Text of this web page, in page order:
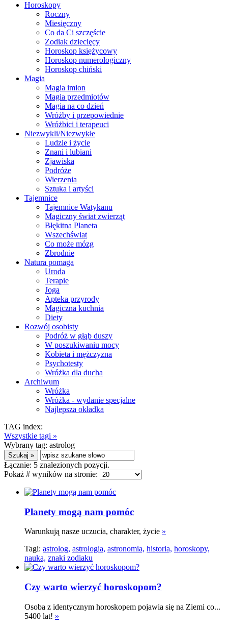
Horoskopy
Roczny
Miesięczny
Co da Ci szczęście
Zodiak dziecięcy
Horoskop księżycowy
Horoskop numerologiczny
Horoskop chiński
Magia
Magia imion
Magia przedmiotów
Magia na co dzień
Wróżby i przepowiednie
Wróżbici i terapeuci
Niezwykli/Niezwykłe
Ludzie i życie
Znani i lubiani
Zjawiska
Podróże
Wierzenia
Sztuka i artyści
Tajemnice
Tajemnice Watykanu
Magiczny świat zwierząt
Błękitna Planeta
Wszechświat
Co może mózg
Zbrodnie
Natura pomaga
Uroda
Terapie
Joga
Apteka przyrody
Magiczna kuchnia
Diety
Rozwój osobisty
Podróż w głąb duszy
W poszukiwaniu mocy
Kobieta i mężczyzna
Psychotesty
Wróżka dla ducha
Archiwum
Wróżka
Wróżka - wydanie specjalne
Najlepsza okładka
TAG index:
Wszystkie tagi »
Wybrany tag: astrolog
Łącznie: 5 znalezionych pozycji.
Pokaż # wyników na stronie:
Planety mogą nam pomóc
Warunkują nasze uczucia, charakter, życie »
Tagi: astrolog, astrologia, astronomia, historia, horoskopy,
nauka, znaki zodiaku
Czy warto wierzyć horoskopom?
Osoba z identycznym horoskopem pojawia się na Ziemi co...
5400 lat! »